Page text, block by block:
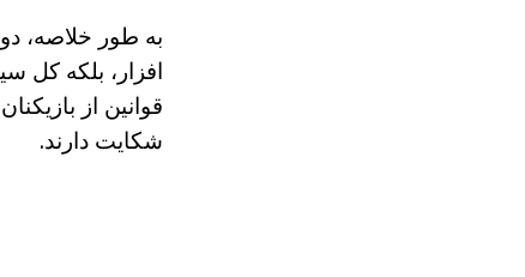
به طور خلاصه،
افزار، بلکه کل
قوانین از
شکایت دارند.